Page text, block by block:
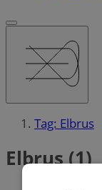
Tag: Elbrus
Elbrus (1)